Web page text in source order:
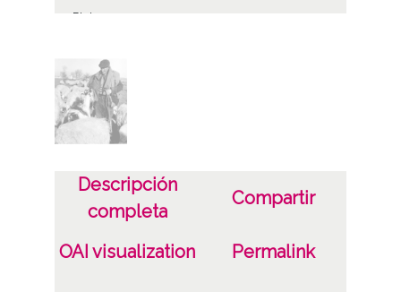
Plata;
Fecha
19400101
19601231
Aproximada;
Lugar
Descripción
completa
Compartir
OAI visualization Permalink